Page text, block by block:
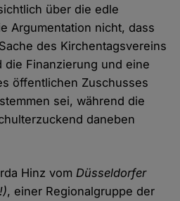
über die edle
Argumentation nicht, dass
des Kirchentagsvereins
die Finanzierung und eine
öffentlichen Zuschusses
sei, während die
daneben
Hinz vomDüsseldorfer
, einer Regionalgruppe der